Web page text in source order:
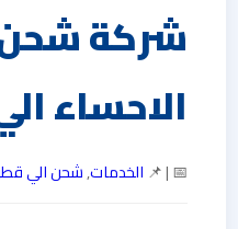
شركة
الاحساء
📅 | 📌 الخدمات,شحن الي